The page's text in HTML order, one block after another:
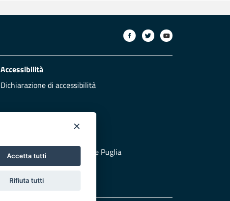
Accessibilità
Dichiarazione di accessibilità
Vai al sito di Protezione Civile Puglia
×
Accetta tutti
Rifiuta tutti